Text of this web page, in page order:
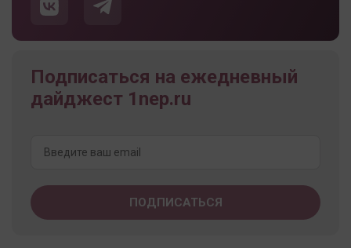
Подписаться на ежедневный
дайджест 1nep.ru